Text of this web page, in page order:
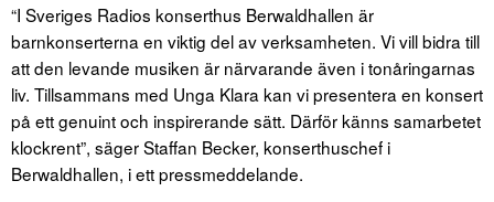
“I Sveriges Radios konserthus Berwaldhallen är
barnkonserterna en viktig del av verksamheten. Vi vill bidra till
att den levande musiken är närvarande även i tonåringarnas
liv. Tillsammans med Unga Klara kan vi presentera en konsert
på ett genuint och inspirerande sätt. Därför känns samarbetet
klockrent”, säger Staffan Becker, konserthuschef i
Berwaldhallen, i ett pressmeddelande.